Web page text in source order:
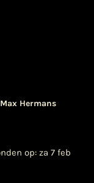
Hermans
op: za 7 feb